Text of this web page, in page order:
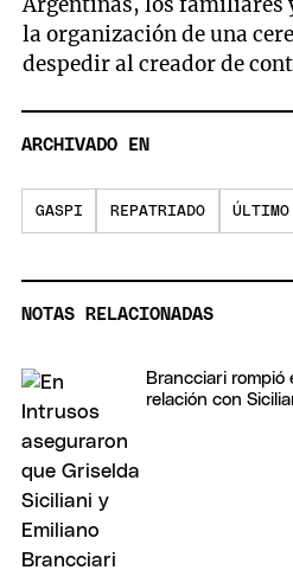
la organización de una
despedir al creador de
ARCHIVADO EN
GASPI REPATRIADO
NOTAS RELACIONADAS
Brancciari rompió
relación con